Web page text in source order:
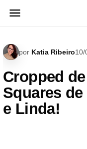
para
por Katia Ribeiro10/
Cropped
Squares
e Linda!